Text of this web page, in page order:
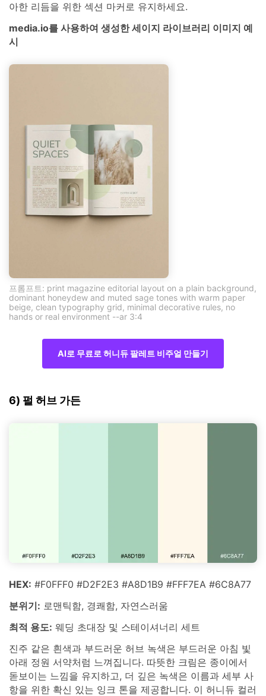
아한 리듬을 위한 섹션 마커로 유지하세요.
media.io를 사용하여 생성한 세이지 라이브러리 이미지 예
시
프롬프트: print magazine editorial layout on a plain background,
dominant honeydew and muted sage tones with warm paper
beige, clean typography grid, minimal decorative rules, no
hands or real environment --ar 3:4
AI로 무료로 허니듀 팔레트 비주얼 만들기
6) 펄 허브 가든
HEX: #F0FFF0 #D2F2E3 #A8D1B9 #FFF7EA #6C8A77
분위기: 로맨틱함, 경쾌함, 자연스러움
최적 용도: 웨딩 초대장 및 스테이셔너리 세트
진주 같은 흰색과 부드러운 허브 녹색은 부드러운 아침 빛
아래 정원 서약처럼 느껴집니다. 따뜻한 크림은 종이에서
돋보이는 느낌을 유지하고, 더 깊은 녹색은 이름과 세부 사
항을 위한 확신 있는 잉크 톤을 제공합니다. 이 허니듀 컬러